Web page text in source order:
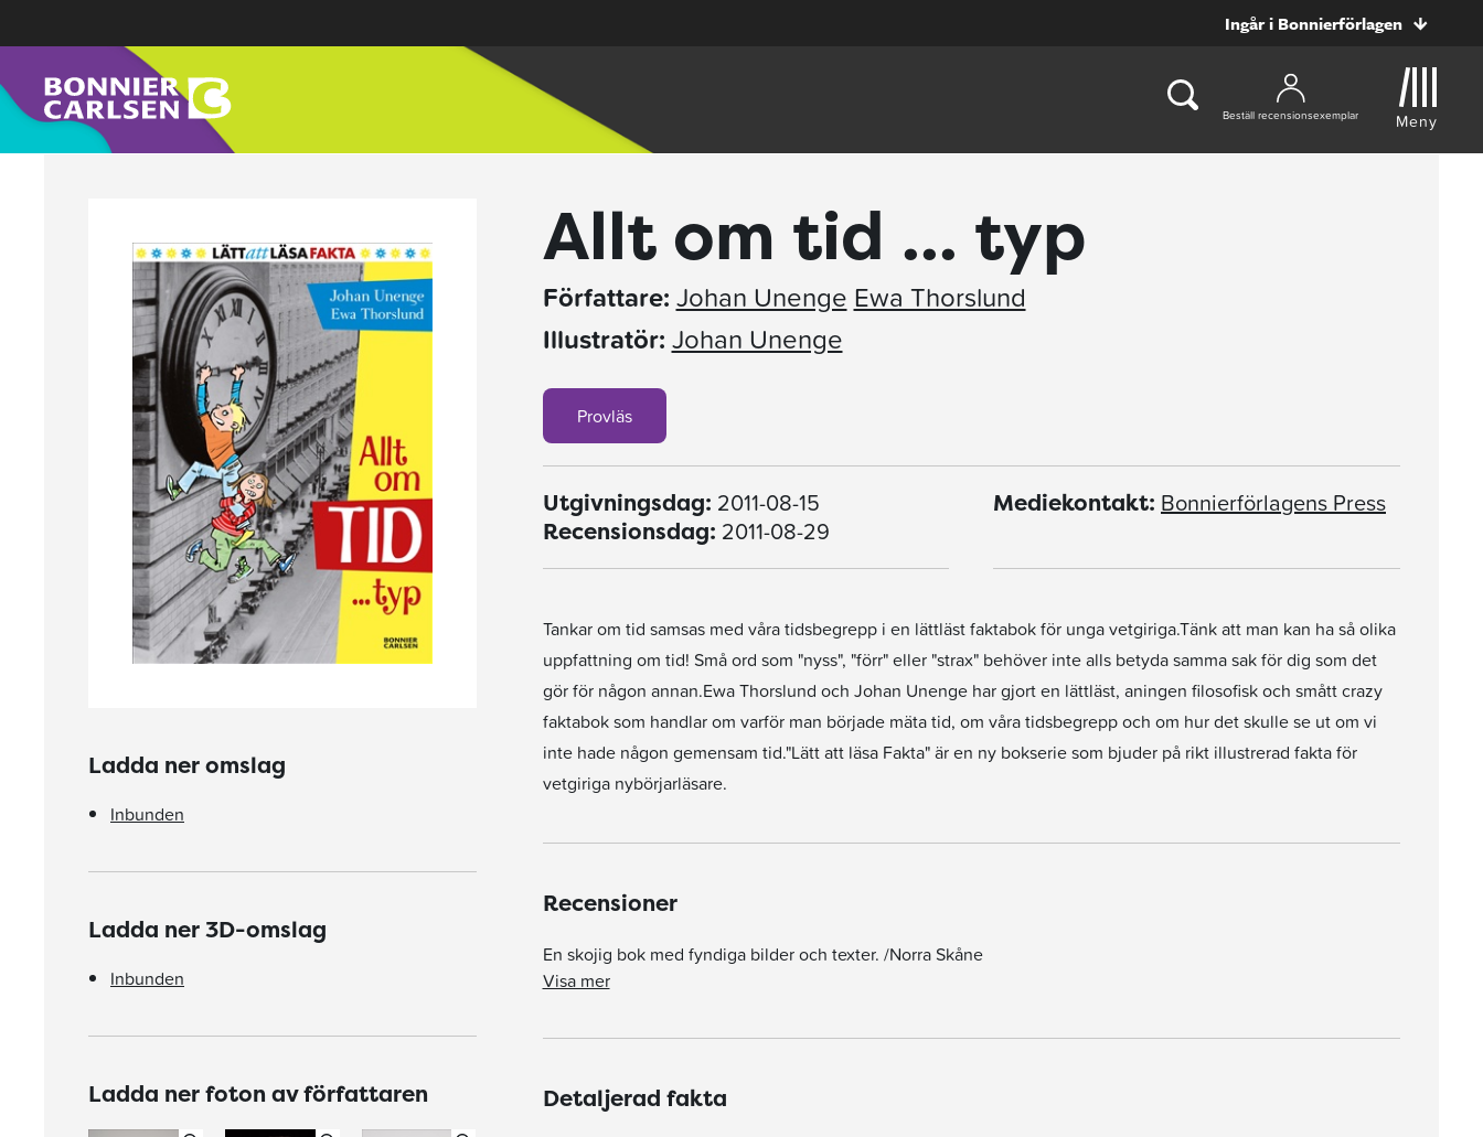
Ingår i Bonnierförlagen
Beställ recensionsexemplar Meny
Ladda ner omslag
Inbunden
Ladda ner 3D-omslag
Inbunden
Ladda ner foton av författaren
Allt om tid ... typ
Författare: Johan Unenge Ewa Thorslund
Illustratör: Johan Unenge
Provläs
Utgivningsdag: 2011-08-15
Recensionsdag: 2011-08-29
Mediekontakt: Bonnierförlagens Press
Tankar om tid samsas med våra tidsbegrepp i en lättläst faktabok för unga vetgiriga.Tänk att man kan ha så olika
uppfattning om tid! Små ord som "nyss", "förr" eller "strax" behöver inte alls betyda samma sak för dig som det
gör för någon annan.Ewa Thorslund och Johan Unenge har gjort en lättläst, aningen filosofisk och smått crazy
faktabok som handlar om varför man började mäta tid, om våra tidsbegrepp och om hur det skulle se ut om vi
inte hade någon gemensam tid."Lätt att läsa Fakta" är en ny bokserie som bjuder på rikt illustrerad fakta för
vetgiriga nybörjarläsare.
Recensioner
En skojig bok med fyndiga bilder och texter. /Norra Skåne
Visa mer
Detaljerad fakta